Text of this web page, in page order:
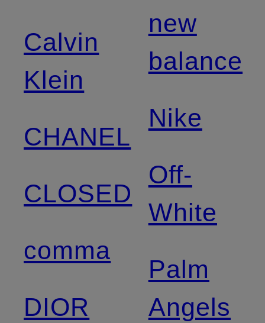
Calvin
Klein
CHANEL
CLOSED
comma
DIOR
new
balance
Nike
Off-
White
Palm
Angels